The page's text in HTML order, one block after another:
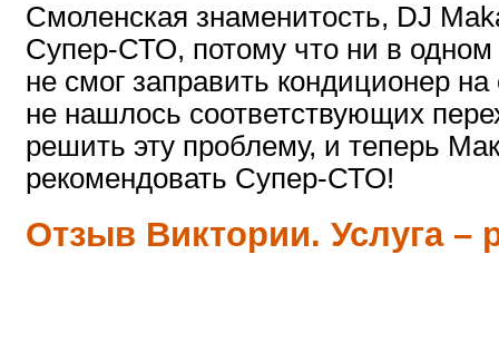
Смоленская знаменитость, DJ
Супер-СТО, потому что ни в одном
не смог заправить кондиционер
не нашлось соответствующих
решить эту проблему, и теперь
рекомендовать Супер-СТО!
Отзыв Виктории. Услуга –